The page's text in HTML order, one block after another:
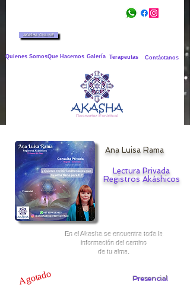
AKASHA ONLINE
Quienes SomosQue Hacemos Galería Terapeutas Contáctanos
Lectura Privada
Registros Akáshicos
Ana Luisa Rama
En el Akasha se encuentra toda la
información del camino
de tu alma.
Agotado Presencial